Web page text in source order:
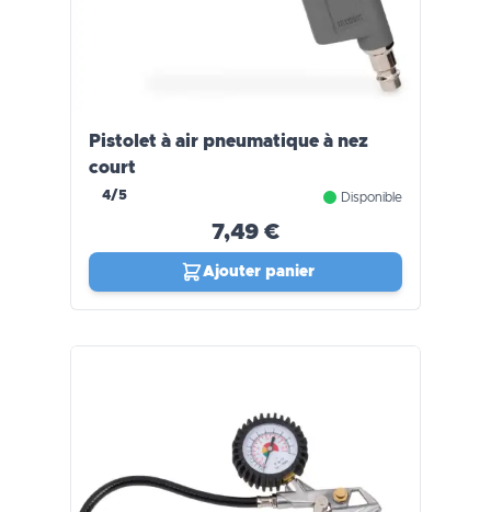
Pistolet à air pneumatique à nez
court
4/5 Disponible
7,49 €
Ajouter panier